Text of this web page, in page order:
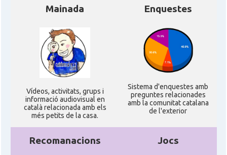
Mainada
Ví­deos, activitats, grups i
informació audiovisual en
català relacionada amb els
més petits de la casa.
Enquestes
Sistema d'enquestes amb
preguntes relacionades
amb la comunitat catalana
de l'exterior
Recomanacions Jocs